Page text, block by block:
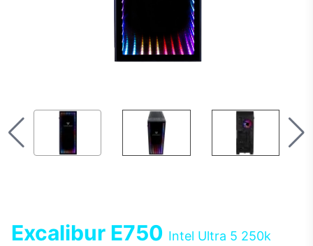
Excalibur E750 Intel Ultra 5 250k